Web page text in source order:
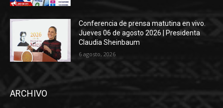
Conferencia de prensa matutina en vivo.
Jueves 06 de agosto 2026 | Presidenta
Claudia Sheinbaum
6 agosto, 2026
ARCHIVO